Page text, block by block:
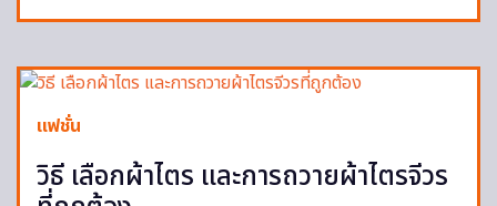
แฟชั่น
วิธี เลือกผ้าไตร และการถวายผ้าไตรจีวร